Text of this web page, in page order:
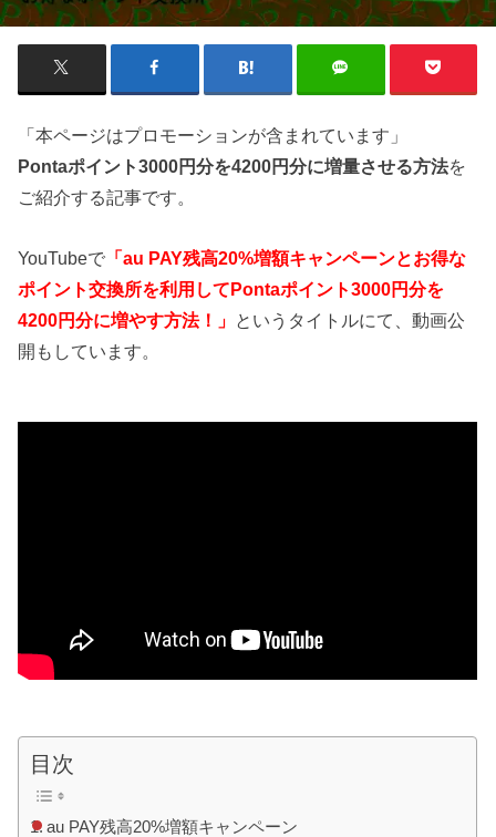
「本ページはプロモーションが含まれています」
Pontaポイント3000円分を4200円分に増量させる方法を
ご紹介する記事です。
YouTubeで 「au PAY残高20%増額キャンペーンとお得な
ポイント交換所を利用してPontaポイント3000円分を
4200円分に増やす方法！」
というタイトルにて、動画公
開もしています。
目次
au PAY残高20%増額キャンペーン